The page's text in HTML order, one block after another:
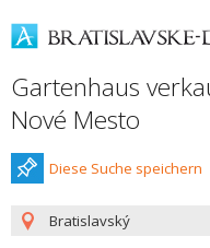
Gartenhaus
Nové Mesto
Diese Suche speichern
Bratislavský